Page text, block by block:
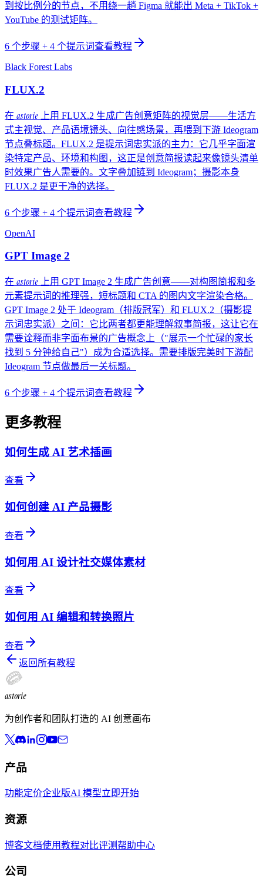
到按比例分的节点，不用绕一趟 Figma 就能出 Meta + TikTok +
YouTube 的测试矩阵。
6 个步骤 + 4 个提示词查看教程
Black Forest Labs
FLUX.2
在 astorie 上用 FLUX.2 生成广告创意矩阵的视觉层——生活方
式主视觉、产品语境镜头、向往感场景，再喂到下游 Ideogram
节点叠标题。FLUX.2 是提示词忠实派的主力：它几乎字面渲
染特定产品、环境和构图，这正是创意简报读起来像镜头清单
时效果广告人需要的。文字叠加链到 Ideogram；摄影本身
FLUX.2 是更干净的选择。
6 个步骤 + 4 个提示词查看教程
OpenAI
GPT Image 2
在 astorie 上用 GPT Image 2 生成广告创意——对构图简报和多
元素提示词的推理强，短标题和 CTA 的图内文字渲染合格。
GPT Image 2 处于 Ideogram（排版冠军）和 FLUX.2（摄影提
示词忠实派）之间：它比两者都更能理解叙事简报，这让它在
需要诠释而非字面布景的广告概念上（"展示一个忙碌的家长
找到 5 分钟给自己"）成为合适选择。需要排版完美时下游配
Ideogram 节点做最后一关标题。
6 个步骤 + 4 个提示词查看教程
更多教程
如何生成 AI 艺术插画
查看
如何创建 AI 产品摄影
查看
如何用 AI 设计社交媒体素材
查看
如何用 AI 编辑和转换照片
查看
返回所有教程
astorie
为创作者和团队打造的 AI 创意画布
产品
功能定价企业版AI 模型立即开始
资源
博客文档使用教程对比评测帮助中心
公司